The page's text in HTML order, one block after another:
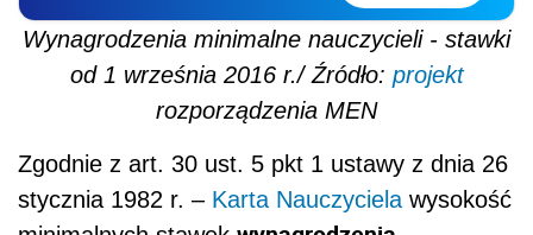
Wynagrodzenia minimalne nauczycieli - stawki
od 1 września 2016 r./ Źródło: projekt
rozporządzenia MEN
Zgodnie z art. 30 ust. 5 pkt 1 ustawy z dnia 26
stycznia 1982 r. – Karta Nauczyciela wysokość